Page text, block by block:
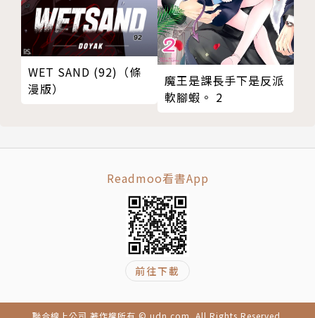
WET SAND (92)（條
漫版）
魔王是課長手下是反派
軟腳蝦。 2
Readmoo看書App
前往下載
聯合線上公司 著作權所有 © udn.com. All Rights Reserved.